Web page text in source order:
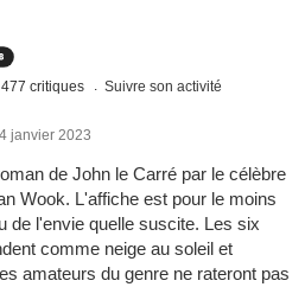
477 critiques Suivre son activité
janvier 2023
de John le Carré par le célèbre
Wook. L'affiche est pour le moins
de l'envie quelle suscite. Les six
comme neige au soleil et
amateurs du genre ne rateront pas